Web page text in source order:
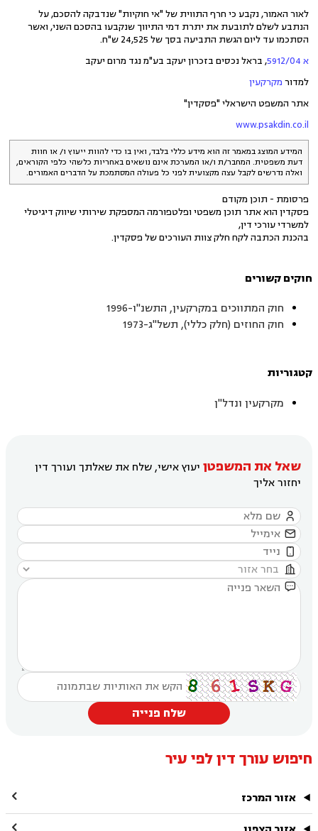
לאור האמור, נקבע כי חרף התווית של "אי חוקיות" שנדבקה להסכם, על
הנתבע לשלם לתובעת את יתרת דמי התיווך שנקבעו בהסכם השני, ואשר
הסתכמו עד ליום הגשת התביעה בסך של 24,525 ש"ח.
א 5912/04
, בראל נכסים בזכרון יעקב בע"מ נגד מרום יעקב
למדור מקרקעין
אתר המשפט הישראלי "פסקדין"
www.psakdin.co.il
המידע המוצג במאמר זה הוא מידע כללי בלבד, ואין בו כדי להוות ייעוץ ו/ או חוות
דעת משפטית. המחבר/ת ו/או המערכת אינם נושאים באחריות כלשהי כלפי הקוראים,
ואלה נדרשים לקבל עצה מקצועית לפני כל פעולה המסתמכת על הדברים האמורים.
פרסומת - תוכן מקודם
פסקדין הוא אתר תוכן משפטי ופלטפורמה המספקת שירותי שיווק דיגיטלי
למשרדי עורכי דין,
בהכנת הכתבה לקח חלק צוות העורכים של פסקדין.
חוקים קשורים
חוק המתווכים במקרקעין, התשנ"ו-1996
חוק החוזים (חלק כללי), תשל"ג-1973
קטגוריות
מקרקעין ונדל"ן
שאל את המשפטן יעוץ אישי, שלח את שאלתך ועורך דין
יחזור אליך





שלח פנייה
חיפוש עורך דין לפי עיר
אזור המרכז 
